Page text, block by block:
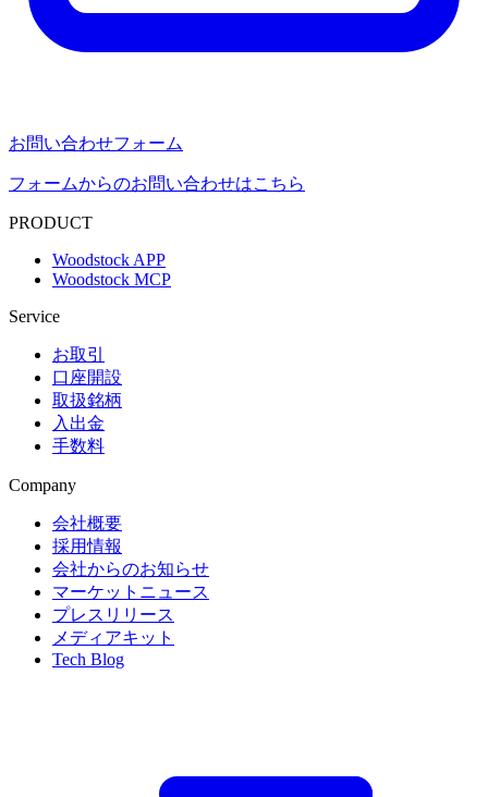
お問い合わせフォーム
フォームからのお問い合わせはこちら
PRODUCT
Woodstock APP
Woodstock MCP
Service
お取引
口座開設
取扱銘柄
入出金
手数料
Company
会社概要
採用情報
会社からのお知らせ
マーケットニュース
プレスリリース
メディアキット
Tech Blog